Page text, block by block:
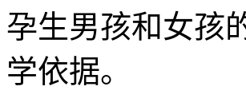
孕生男孩和女孩
学依据。